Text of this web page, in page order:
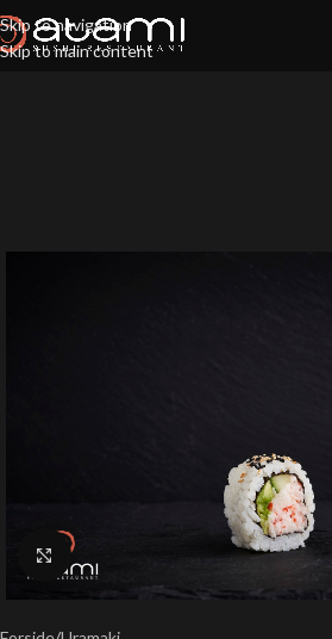
Skip to navigation
Skip to main content
Klik for at forstørre